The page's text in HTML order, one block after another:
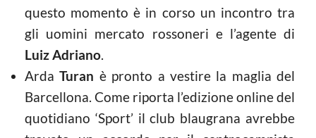
questo momento è in corso un incontro tra
gli uomini mercato rossoneri e l’agente di
Luiz Adriano.
ArdaTuran è pronto a vestire la maglia del
Barcellona. Come riporta l’edizione online del
quotidiano ‘Sport’ il club blaugrana avrebbe